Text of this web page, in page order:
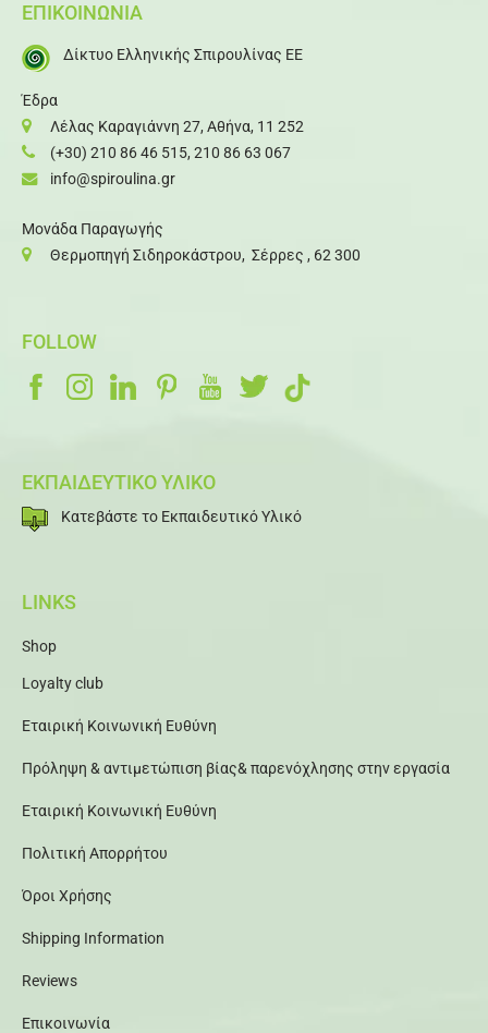
ΕΠΙΚΟΙΝΩΝΙΑ
Δίκτυο Ελληνικής Σπιρουλίνας ΕΕ
Έδρα
Λέλας Καραγιάννη 27, Αθήνα, 11 252
(+30) 210 86 46 515, 210 86 63 067
info@spiroulina.gr
Μονάδα Παραγωγής
Θερμοπηγή Σιδηροκάστρου, Σέρρες , 62 300
FOLLOW
ΕΚΠΑΙΔΕΥΤΙΚΟ ΥΛΙΚΟ
Κατεβάστε το Εκπαιδευτικό Υλικό
LINKS
Shop
Loyalty club
Εταιρική Κοινωνική Ευθύνη
Πρόληψη & αντιμετώπιση βίας& παρενόχλησης στην εργασία
Εταιρική Κοινωνική Ευθύνη
Πολιτική Απορρήτου
Όροι Χρήσης
Shipping Information
Reviews
Επικοινωνία